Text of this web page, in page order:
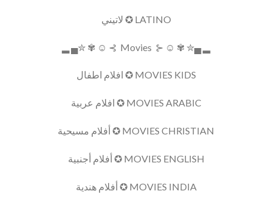
LATINO ✪ لاتيني
▂ ▄✮ ✾ ☺ ⊰ Movies ⊱ ☺ ✾ ✮▄ ▂
MOVIES KIDS ✪ افلام اطفال
MOVIES ARABIC ✪ افلام عربية
MOVIES CHRISTIAN ✪ أفلام مسيحية
MOVIES ENGLISH ✪ أفلام أجنبية
MOVIES INDIA ✪ أفلام هندية